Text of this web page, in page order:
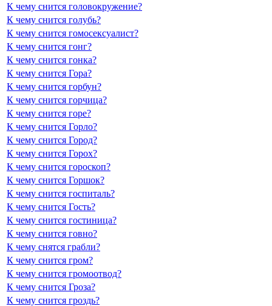
К чему снится головокружение?
К чему снится голубь?
К чему снится гомосексуалист?
К чему снится гонг?
К чему снится гонка?
К чему снится Гора?
К чему снится горбун?
К чему снится горчица?
К чему снится горе?
К чему снится Горло?
К чему снится Город?
К чему снится Горох?
К чему снится гороскоп?
К чему снится Горшок?
К чему снится госпиталь?
К чему снится Гость?
К чему снится гостиница?
К чему снится говно?
К чему снятся грабли?
К чему снится гром?
К чему снится громоотвод?
К чему снится Гроза?
К чему снится гроздь?